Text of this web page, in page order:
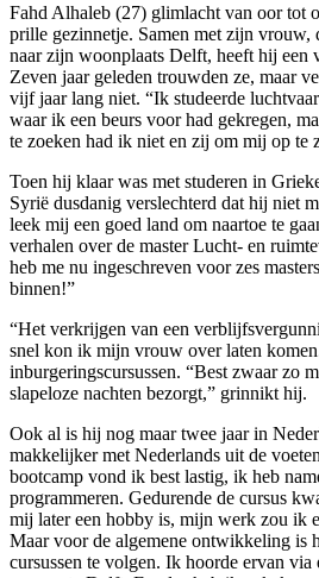
Fahd Alhaleb (27) glimlacht van oor tot
prille gezinnetje. Samen met zijn
naar zijn woonplaats Delft, heeft hij een
Zeven jaar geleden trouwden ze, maar
vijf jaar lang niet. “Ik studeerde
waar ik een beurs voor had gekregen,
te zoeken had ik niet en zij om mij op te
Toen hij klaar was met studeren in
Syrië dusdanig verslechterd dat hij niet
leek mij een goed land om naartoe te
verhalen over de master Lucht- en
heb me nu ingeschreven voor zes
binnen!”
“Het verkrijgen van een
snel kon ik mijn vrouw over laten
inburgeringscursussen. “Best zwaar zo
slapeloze nachten bezorgt,” grinnikt hij.
Ook al is hij nog maar twee jaar in
makkelijker met Nederlands uit de
bootcamp vond ik best lastig, ik heb
programmeren. Gedurende de cursus
mij later een hobby is, mijn werk zou ik
Maar voor de algemene ontwikkeling is
cursussen te volgen. Ik hoorde ervan via